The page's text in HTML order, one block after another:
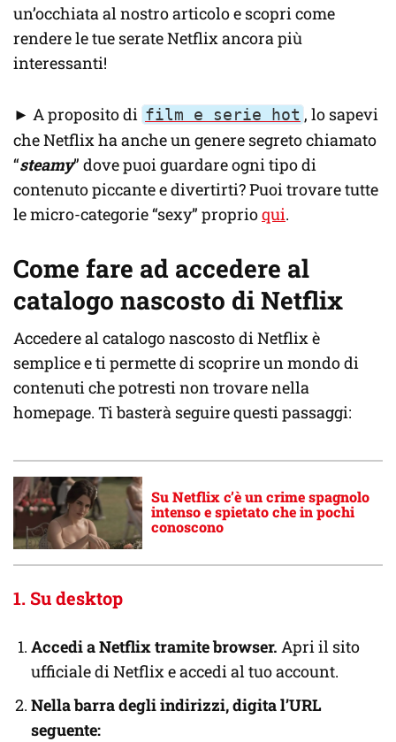
un’occhiata al nostro articolo e scopri come
rendere le tue serate Netflix ancora più
interessanti!
► A proposito di film e serie hot , lo sapevi
che Netflix ha anche un genere segreto chiamato
“steamy” dove puoi guardare ogni tipo di
contenuto piccante e divertirti? Puoi trovare tutte
le micro-categorie “sexy” proprioqui.
Come fare ad accedere al
catalogo nascosto di Netflix
Accedere al catalogo nascosto di Netflix è
semplice e ti permette di scoprire un mondo di
contenuti che potresti non trovare nella
homepage. Ti basterà seguire questi passaggi:
Su Netflix c’è un crime spagnolo
intenso e spietato che in pochi
conoscono
1. Su desktop
Accedi a Netflix tramite browser. Apri il sito
ufficiale di Netflix e accedi al tuo account.
Nella barra degli indirizzi, digita l’URL
seguente: